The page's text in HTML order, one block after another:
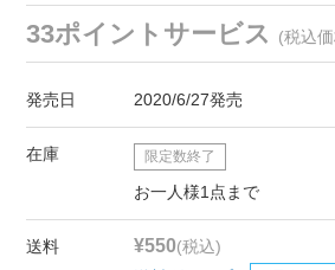
33ポイントサービス (税込
発売日 2020/6/27発売
在庫 限定数終了
お一人様1点まで
送料 ¥550(税込)